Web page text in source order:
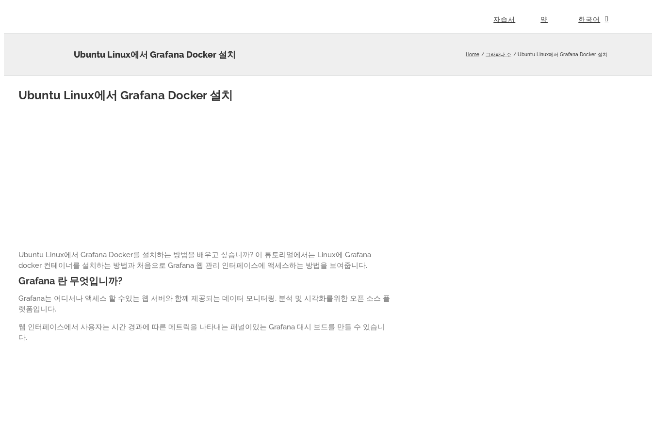
자습서 약 한국어
Ubuntu Linux에서 Grafana Docker 설치 Home 그라파나 주 Ubuntu Linux에서 Grafana Docker 설치
Ubuntu Linux에서 Grafana Docker 설치
Ubuntu Linux에서 Grafana Docker를 설치하는 방법을 배우고 싶습니까? 이 튜토리얼에서는 Linux에 Grafana
docker 컨테이너를 설치하는 방법과 처음으로 Grafana 웹 관리 인터페이스에 액세스하는 방법을 보여줍니다.
Grafana 란 무엇입니까?
Grafana는 어디서나 액세스 할 수있는 웹 서버와 함께 제공되는 데이터 모니터링, 분석 및 시각화를위한 오픈 소스 플
랫폼입니다.
웹 인터페이스에서 사용자는 시간 경과에 따른 메트릭을 나타내는 패널이있는 Grafana 대시 보드를 만들 수 있습니
다.